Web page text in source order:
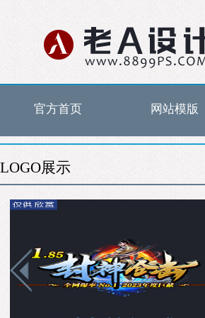
官方首页 网站模版
LOGO展示